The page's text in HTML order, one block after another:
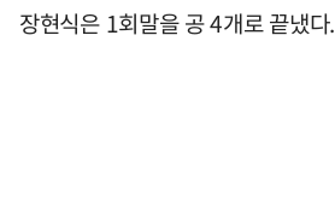
장현식은 1회말을 공 4개로 끝냈다.